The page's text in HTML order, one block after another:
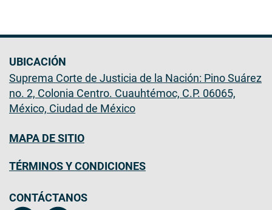
UBICACIÓN
Suprema Corte de Justicia de la Nación: Pino Suárez
no. 2, Colonia Centro. Cuauhtémoc, C.P. 06065,
México, Ciudad de México
MAPA DE SITIO
TÉRMINOS Y CONDICIONES
CONTÁCTANOS